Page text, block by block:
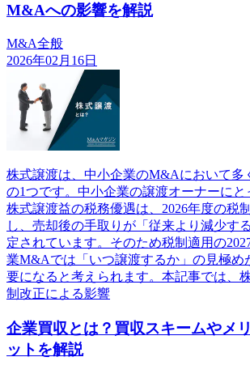
M&Aへの影響を解説
M&A全般
2026年02月16日
株式譲渡は、中小企業のM&Aにおいて多
の1つです。中小企業の譲渡オーナーにと
株式譲渡益の税務優遇は、2026年度の税
し、売却後の手取りが「従来より減少す
定されています。そのため税制適用の
業M&Aでは「いつ譲渡するか」の見極め
要になると考えられます。本記事では、
制改正による影響
企業買収とは？買収スキームやメ
ットを解説